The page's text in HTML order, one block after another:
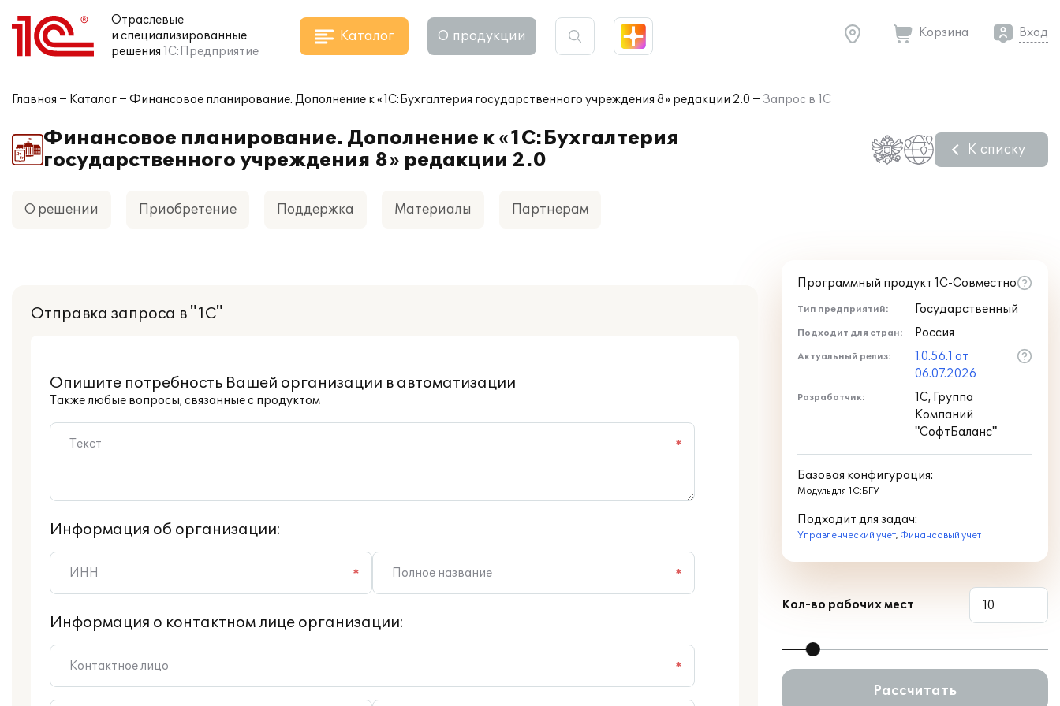
Отраслевые
и специализированные
решения 1С:Предприятие
Каталог О продукции Корзина Вход
Главная Каталог Финансовое планирование. Дополнение к «1С:Бухгалтерия государственного учреждения 8» редакции 2.0 Запрос в 1С
Финансовое планирование. Дополнение к «1С:Бухгалтерия
государственного учреждения 8» редакции 2.0
К списку
О решении Приобретение Поддержка Материалы Партнерам
Отправка запроса в "1С"
Опишите потребность Вашей организации в автоматизации
Также любые вопросы, связанные с продуктом
*
Информация об организации:
* *
Информация о контактном лице организации:
*
Программный продукт 1С-Совместно
Тип предприятий: Государственный
Подходит для стран: Россия
Актуальный релиз:
1.0.56.1 от
06.07.2026
Разработчик:
1С, Группа
Компаний
"СофтБаланс"
Базовая конфигурация:
Модуль для 1С:БГУ
Подходит для задач:
Управленческий учет, Финансовый учет
Кол-во рабочих мест
Рассчитать